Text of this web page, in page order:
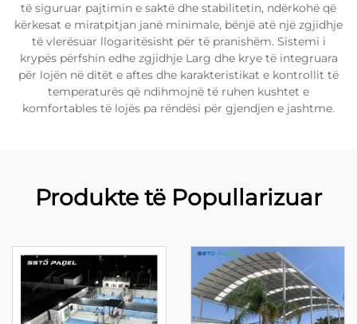
të siguruar pajtimin e saktë dhe stabilitetin, ndërkohë që
kërkesat e miratpitjan janë minimale, bënjë atë një zgjidhje
të vlerësuar llogaritësisht për të pranishëm. Sistemi i
krypës përfshin edhe zgjidhje Larg dhe krye të integruara
për lojën në ditët e aftes dhe karakteristikat e kontrollit të
temperaturës që ndihmojnë të ruhen kushtet e
komfortables të lojës pa rëndësi për gjendjen e jashtme.
Produkte të Popullarizuar